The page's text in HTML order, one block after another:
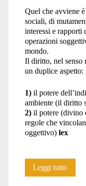
Quel che avviene
sociali, di
interessi e rapporti
operazioni
mondo.
Il diritto, nel senso
un duplice aspetto:
1)il potere
ambiente (il diritto
2)il potere (divino
regole che
oggettivo) lex
Leggi tuttoLa